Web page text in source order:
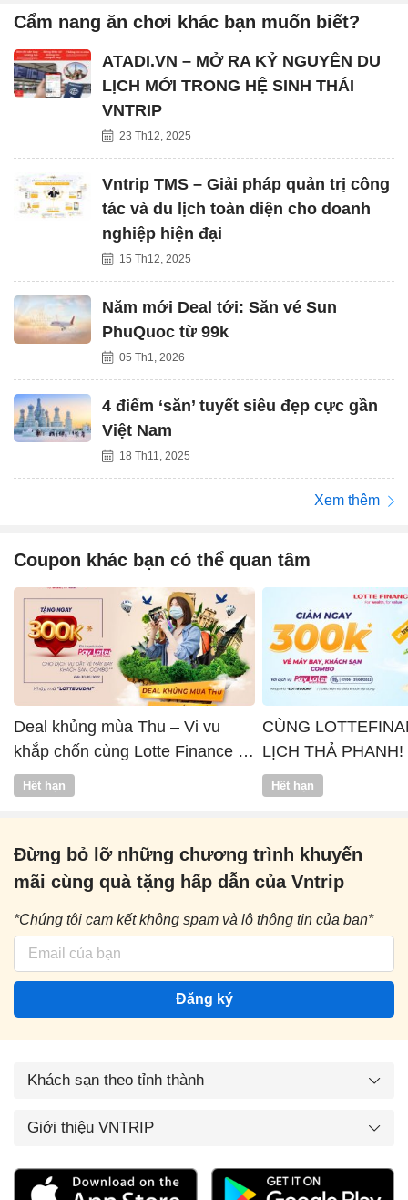
Cẩm nang ăn chơi khác bạn muốn biết?
ATADI.VN – MỞ RA KỶ NGUYÊN DU
LỊCH MỚI TRONG HỆ SINH THÁI
VNTRIP
23 Th12, 2025
Vntrip TMS – Giải pháp quản trị công
tác và du lịch toàn diện cho doanh
nghiệp hiện đại
15 Th12, 2025
Năm mới Deal tới: Săn vé Sun
PhuQuoc từ 99k
05 Th1, 2026
4 điểm ‘săn’ tuyết siêu đẹp cực gần
Việt Nam
18 Th11, 2025
Xem thêm
Coupon khác bạn có thể quan tâm
Deal khủng mùa Thu – Vi vu
khắp chốn cùng Lotte Finance x
Vntrip
Hết hạn
CÙNG
LỊCH THẢ PHANH!
Hết hạn
Đừng bỏ lỡ những chương trình khuyến
mãi cùng quà tặng hấp dẫn của Vntrip
*Chúng tôi cam kết không spam và lộ thông tin của bạn*
Đăng ký
Khách sạn theo tỉnh thành
Giới thiệu VNTRIP